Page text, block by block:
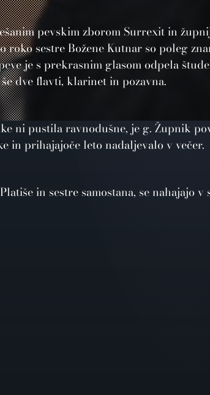
pevskim zborom Surrexit in
sestre Božene Kutnar so poleg
je s prekrasnim glasom odpela
dve flavti, klarinet in pozavna.
ni pustila ravnodušne, je g. Župnik
in prihajajoče leto nadaljevalo v večer.
in sestre samostana, se nahajajo